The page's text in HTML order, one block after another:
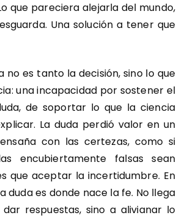
que pareciera alejarla del mundo,
Una solución a tener que
no es tanto la decisión, sino lo que
una incapacidad por sostener el
de soportar lo que la ciencia
La duda perdió valor en un
con las certezas, como si
encubiertamente falsas sean
que aceptar la incertidumbre. En
duda es donde nace la fe. No llega
respuestas, sino a alivianar lo